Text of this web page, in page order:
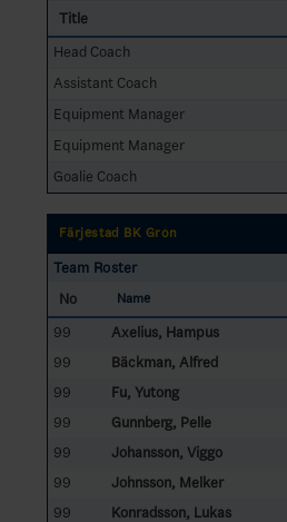
Title
Head Coach
Assistant Coach
Equipment Manager
Equipment Manager
Goalie Coach
Färjestad BK Grön
Team Roster
No
Name
99 Axelius, Hampus
99
Bäckman, Alfred
99
Fu, Yutong
99
Gunnberg, Pelle
99
Johansson, Viggo
99
Johnsson, Melker
99
Konradsson, Lukas